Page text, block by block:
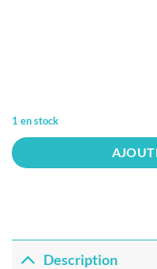
1 en stock
Description